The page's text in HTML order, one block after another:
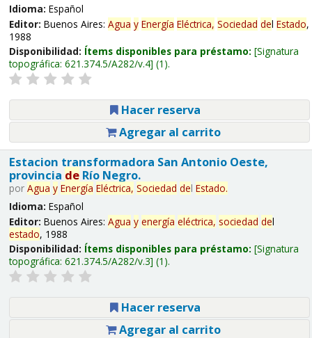
Idioma: Español
Editor: Buenos Aires: Agua y Energía Eléctrica, Sociedad del Estado,
1988
Disponibilidad: Ítems disponibles para préstamo: Signatura
topográfica: 621.374.5/A282/v.4 (1).
Hacer reserva
Agregar al carrito
Estacion transformadora San Antonio Oeste,
provincia deRío Negro.
por Agua y Energía Eléctrica, Sociedad del Estado.
Idioma: Español
Editor: Buenos Aires: Agua y energía eléctrica, sociedad del
estado, 1988
Disponibilidad: Ítems disponibles para préstamo: Signatura
topográfica: 621.374.5/A282/v.3 (1).
Hacer reserva
Agregar al carrito